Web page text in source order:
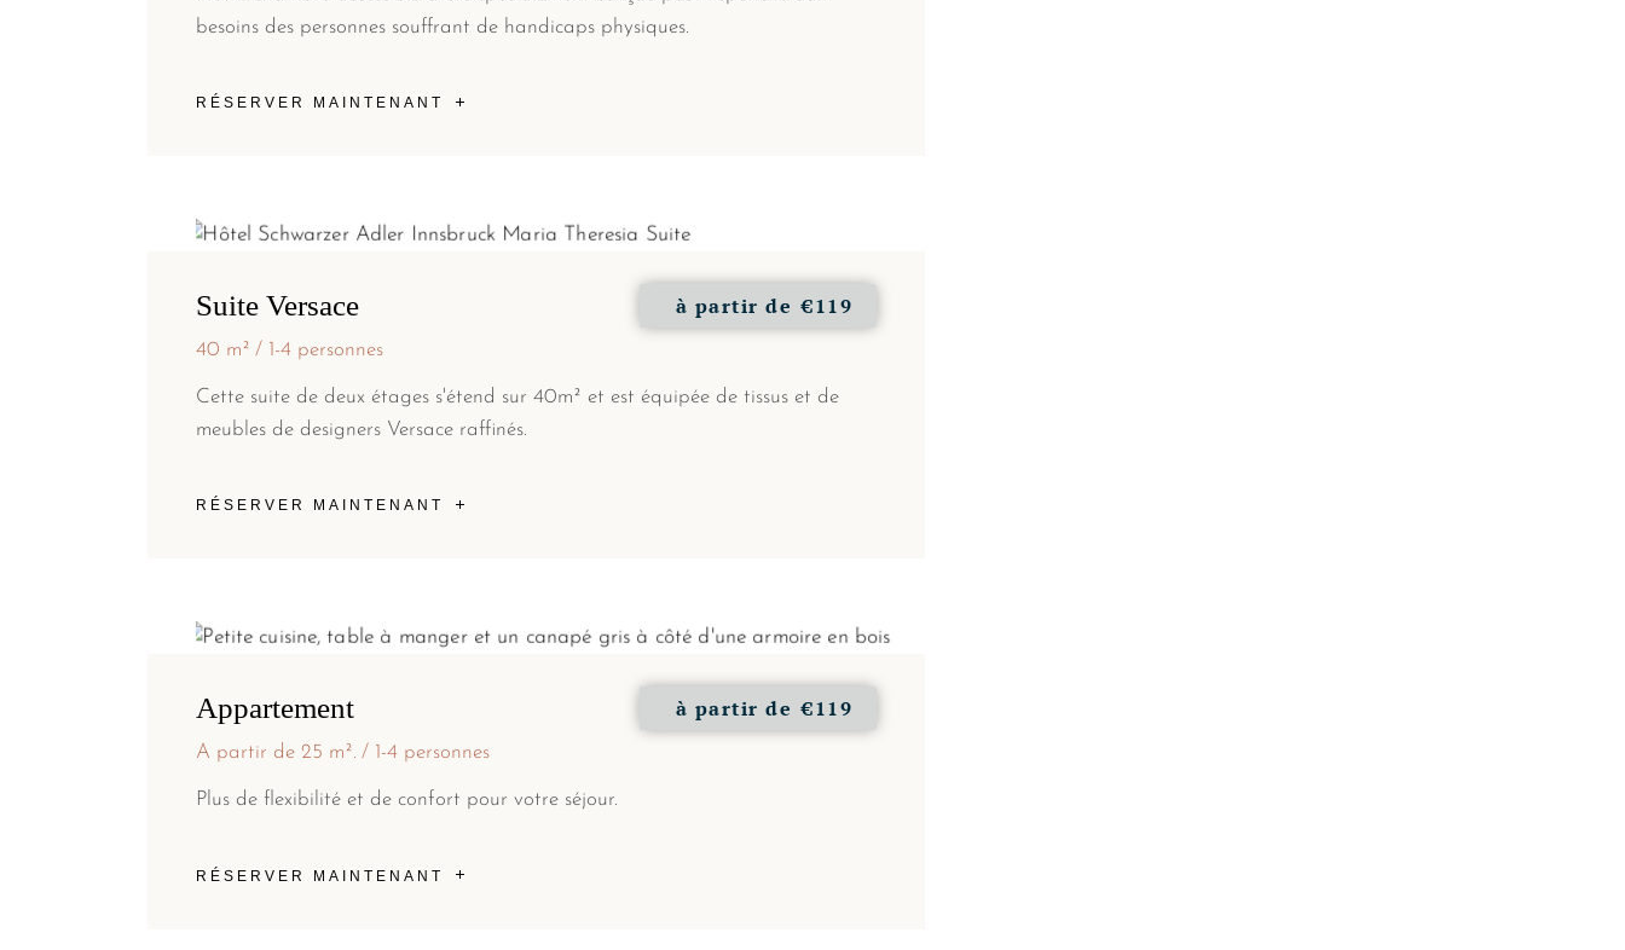
besoins des personnes souffrant de handicaps physiques.
RÉSERVER MAINTENANT
Suite Versace à partir de €119
40 m² 1-4 personnes
Cette suite de deux étages s'étend sur 40m² et est équipée de tissus et de
meubles de designers Versace raffinés.
RÉSERVER MAINTENANT
Appartement à partir de €119
A partir de 25 m². 1-4 personnes
Plus de flexibilité et de confort pour votre séjour.
RÉSERVER MAINTENANT